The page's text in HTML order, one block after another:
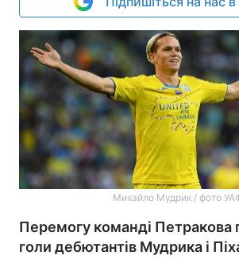
Михайло Мудрик / фото
Перемогу команді Петракова
голи дебютантів Мудрика і